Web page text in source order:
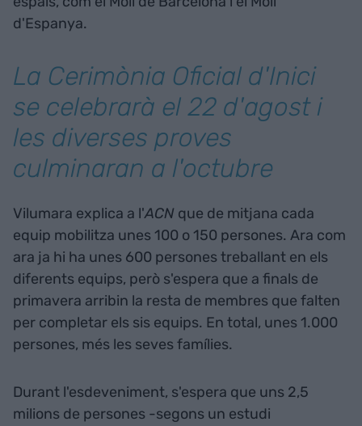
d'Espanya.
La Cerimònia Oficial d'Inici
se celebrarà el 22 d'agost i
les diverses proves
culminaran a l'octubre
Vilumara explica a l'ACN que de mitjana cada
equip mobilitza unes 100 o 150 persones. Ara com
ara ja hi ha unes 600 persones treballant en els
diferents equips, però s'espera que a finals de
primavera arribin la resta de membres que falten
per completar els sis equips. En total, unes 1.000
persones, més les seves famílies.
Durant l'esdeveniment, s'espera que uns 2,5
milions de persones -segons un estudi